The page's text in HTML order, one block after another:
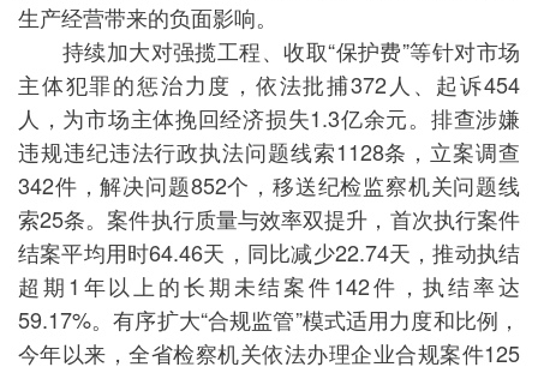
生产经营带来的负面影响。
持续加大对强揽工程、收取“保护费”等针对市场
主体犯罪的惩治力度，依法批捕372人、起诉454
人，为市场主体挽回经济损失1.3亿余元。排查涉嫌
违规违纪违法行政执法问题线索1128条，立案调查
342件，解决问题852个，移送纪检监察机关问题线
索25条。案件执行质量与效率双提升，首次执行案件
结案平均用时64.46天，同比减少22.74天，推动执结
超期1年以上的长期未结案件142件，执结率达
59.17%。有序扩大“合规监管”模式适用力度和比例，
今年以来，全省检察机关依法办理企业合规案件125